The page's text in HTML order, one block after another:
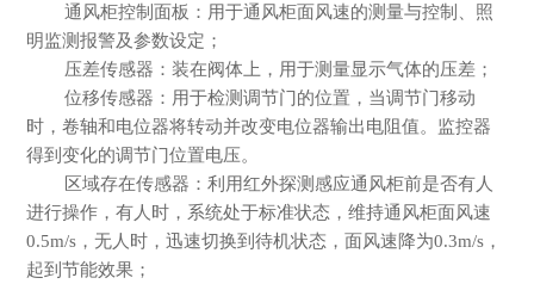
通风柜控制面板：用于通风柜面风速的测量与控制、照
明监测报警及参数设定；
压差传感器：装在阀体上，用于测量显示气体的压差；
位移传感器：用于检测调节门的位置，当调节门移动
时，卷轴和电位器将转动并改变电位器输出电阻值。监控器
得到变化的调节门位置电压。
区域存在传感器：利用红外探测感应通风柜前是否有人
进行操作，有人时，系统处于标准状态，维持通风柜面风速
0.5m/s，无人时，迅速切换到待机状态，面风速降为0.3m/s，
起到节能效果；